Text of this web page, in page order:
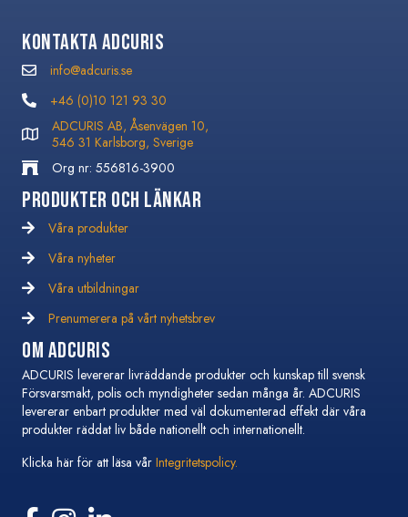
Kontakta Adcuris
info@adcuris.se
info@adcuris.se
+46 (0)10 121 93 30
+46 (0)10 121 93 30
ADCURIS AB, Åsenvägen 10,
546 31 Karlsborg, Sverige
Org nr: 556816-3900
Produkter och Länkar
Våra produkter
Våra nyheter
Våra nyheter
Våra utbildningar
Våra utbildningar
Prenumerera på vårt nyhetsbrev
Prenumerera på vårt nyhetsbrev
Om Adcuris
ADCURIS levererar livräddande produkter och kunskap till svensk
Försvarsmakt, polis och myndigheter sedan många år. ADCURIS
levererar enbart produkter med väl dokumenterad effekt där våra
produkter räddat liv både nationellt och internationellt.
Klicka här för att läsa vår Integritetspolicy.